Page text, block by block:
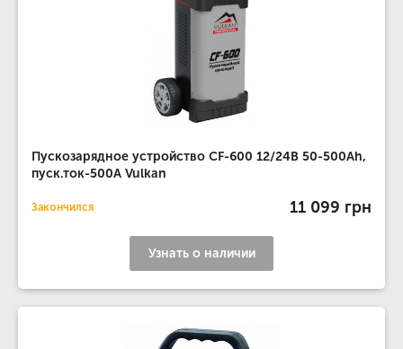
Пускозарядное устройство CF-600 12/24В 50-500Ah,
пуск.ток-500A Vulkan
Закончился 11 099 грн
Узнать о наличии